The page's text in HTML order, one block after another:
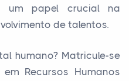
um papel crucial na
de talentos.
humano? Matricule-se
Recursos Humanos